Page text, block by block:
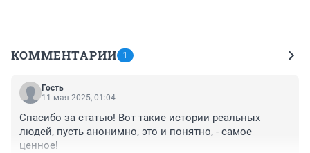
КОММЕНТАРИИ 1
Гость
11 мая 2025, 01:04
Спасибо за статью! Вот такие истории реальных
людей, пусть анонимно, это и понятно, - самое
ценное!